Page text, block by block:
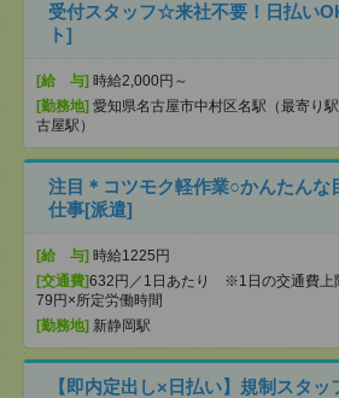
受付スタッフ☆来社不要！日払い
ト]
[給 与] 時給2,000円～
[勤務地] 愛知県名古屋市中村区名駅（最寄り
古屋駅）
注目＊コツモク軽作業○かんたんな
仕事[派遣]
[給 与] 時給1225円
[交通費]632円／1日あたり ※1日の交通費上
79円×所定労働時間
[勤務地] 新静岡駅
【即内定出し×日払い】規制スタッ